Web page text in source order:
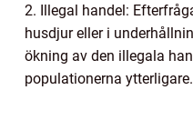
2. Illegal handel:
husdjur eller i
ökning av den illegala
populationerna ytterligare.